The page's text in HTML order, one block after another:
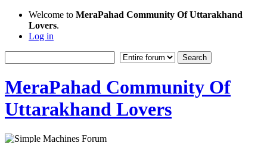
Welcome to MeraPahad Community Of Uttarakhand
Lovers.
Log in
MeraPahad Community Of
Uttarakhand Lovers